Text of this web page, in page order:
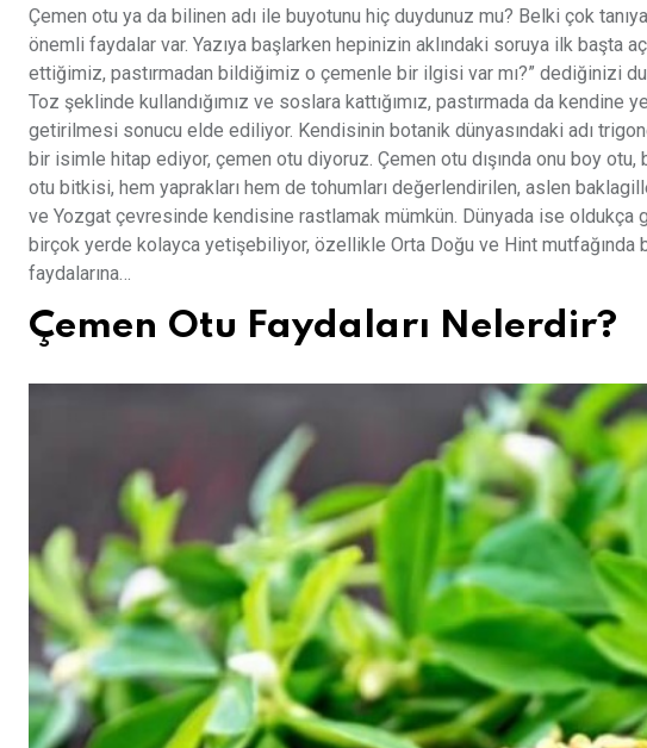
Çemen otu ya da bilinen adı ile buyotunu hiç duydunuz mu? Belki çok
önemli faydalar var. Yazıya başlarken hepinizin aklındaki soruya ilk başta
ettiğimiz, pastırmadan bildiğimiz o çemenle bir ilgisi var mı?” dediğinizi
Toz şeklinde kullandığımız ve soslara kattığımız, pastırmada da kendine
getirilmesi sonucu elde ediliyor. Kendisinin botanik dünyasındaki adı
bir isimle hitap ediyor, çemen otu diyoruz. Çemen otu dışında onu boy
otu bitkisi, hem yaprakları hem de tohumları değerlendirilen, aslen
ve Yozgat çevresinde kendisine rastlamak mümkün. Dünyada ise oldukça
birçok yerde kolayca yetişebiliyor, özellikle Orta Doğu ve Hint mutfağında
faydalarına…
Çemen Otu Faydaları Nelerdir?